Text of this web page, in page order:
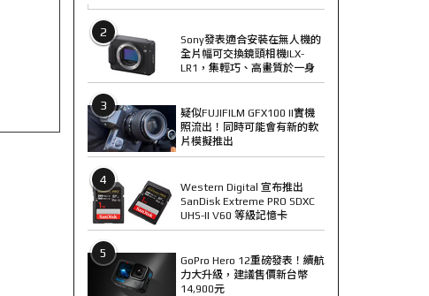
2
Sony發表適合安裝在無人機的
全片幅可交換鏡頭相機ILX-
LR1，集輕巧、高畫質於一身
3
疑似FUJIFILM GFX100 II實機
照流出！同時可能會有新的軟
片模擬推出
4
Western Digital 宣布推出
SanDisk Extreme PRO SDXC
UHS-II V60 等級記憶卡
5
GoPro Hero 12重磅發表！續航
力大升級，建議售價新台幣
14,900元